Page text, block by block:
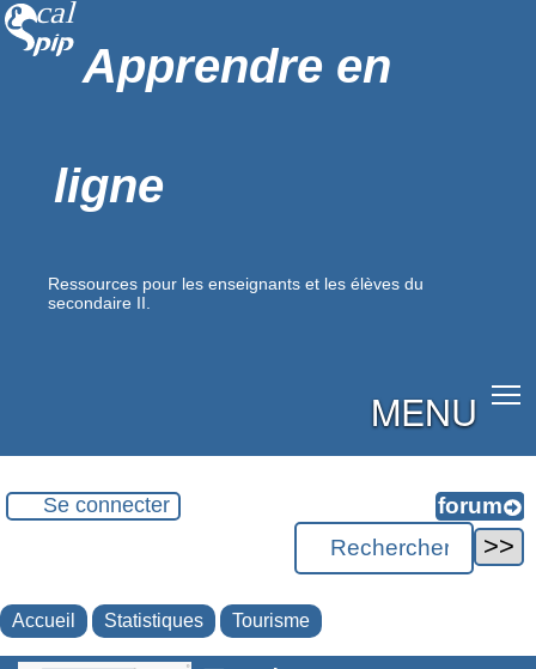
Apprendre en
ligne
Ressources pour les enseignants et les élèves du
secondaire II.
MENU
Se connecter
Accueil Statistiques Tourisme